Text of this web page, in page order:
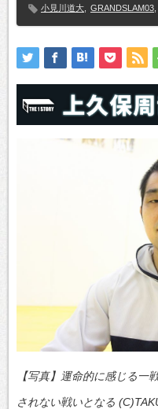
小見川道大
GRANDSLAM03
【写真】運命的に感じる一
されない戦いとなる